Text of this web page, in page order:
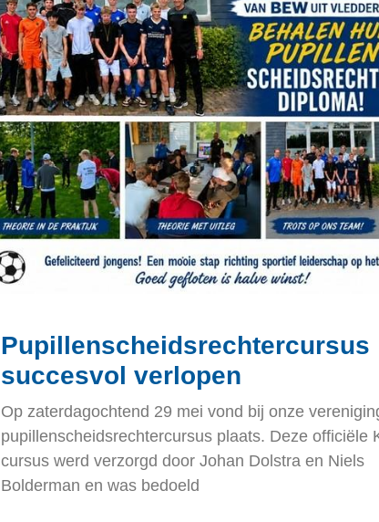
Pupillenscheidsrechtercursus
succesvol verlopen
Op zaterdagochtend 29 mei vond bij onze
pupillenscheidsrechtercursus plaats. Deze officiële
cursus werd verzorgd door Johan Dolstra en Niels
Bolderman en was bedoeld